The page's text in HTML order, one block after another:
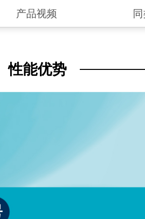
产品视频
性能优势